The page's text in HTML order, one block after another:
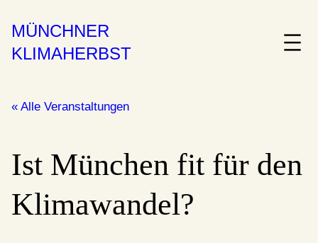
MÜNCHNER
KLIMAHERBST
« Alle Veranstaltungen
Ist München fit für den
Klimawandel?